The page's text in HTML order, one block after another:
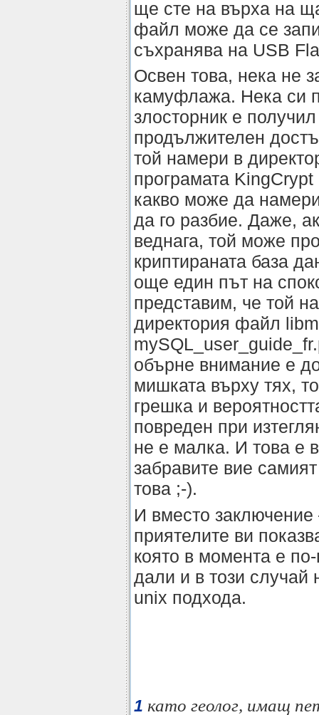
ще сте на върха на
файл може да се
съхранява на USB
Освен това, нека не
камуфлажа. Нека си
злосторник е
продължителен
той намери в
програмата
какво може да
да го разбие. Даже,
веднага, той може
криптираната база
още един път на
представим, че той
директория файл
обърне внимание е
мишката върху тях,
грешка и
повреден при
не е малка. И това е
забравите вие
това ;-).
И вместо заключение
приятелите ви
която в момента е
дали и в този случай
unix подхода.
1 като геолог, имащ